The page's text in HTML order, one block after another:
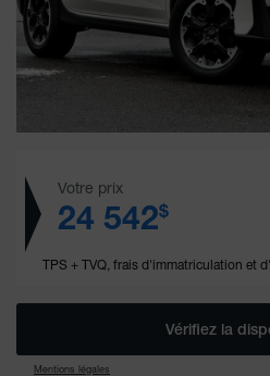
Votre prix
24 542$
TPS + TVQ, frais d'immatriculation et
Vérifiez la
Mentions légales